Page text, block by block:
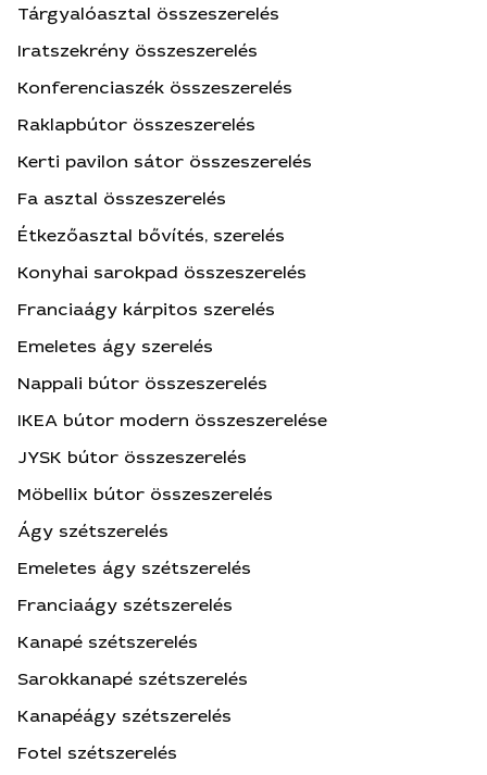
Tárgyalóasztal összeszerelés
Iratszekrény összeszerelés
Konferenciaszék összeszerelés
Raklapbútor összeszerelés
Kerti pavilon sátor összeszerelés
Fa asztal összeszerelés
Étkezőasztal bővítés, szerelés
Konyhai sarokpad összeszerelés
Franciaágy kárpitos szerelés
Emeletes ágy szerelés
Nappali bútor összeszerelés
IKEA bútor modern összeszerelése
JYSK bútor összeszerelés
Möbellix bútor összeszerelés
Ágy szétszerelés
Emeletes ágy szétszerelés
Franciaágy szétszerelés
Kanapé szétszerelés
Sarokkanapé szétszerelés
Kanapéágy szétszerelés
Fotel szétszerelés